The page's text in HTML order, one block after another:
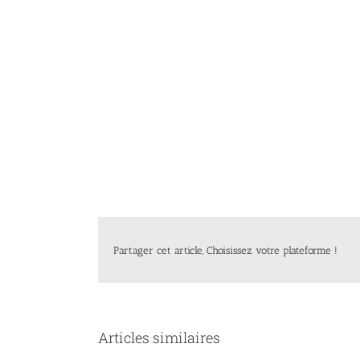
Partager cet article, Choisissez votre plateforme !
Articles similaires